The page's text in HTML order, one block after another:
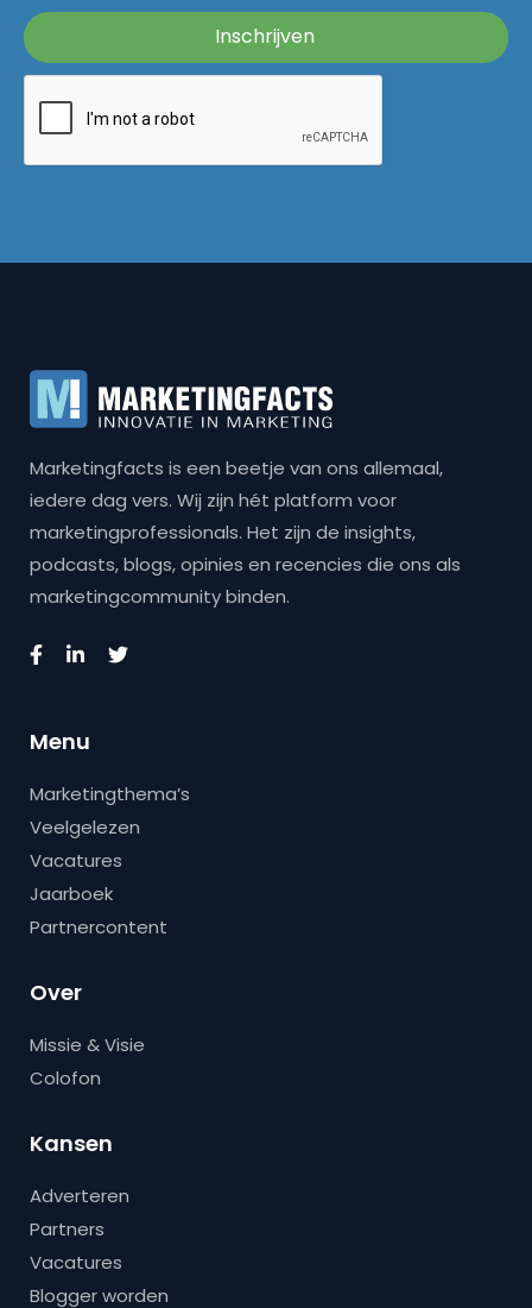
Marketingfacts is een beetje van ons allemaal,
iedere dag vers. Wij zijn hét platform voor
marketingprofessionals. Het zijn de insights,
podcasts, blogs, opinies en recencies die ons als
marketingcommunity binden.
Menu
Marketingthema’s
Veelgelezen
Vacatures
Jaarboek
Partnercontent
Over
Missie & Visie
Colofon
Kansen
Adverteren
Partners
Vacatures
Blogger worden